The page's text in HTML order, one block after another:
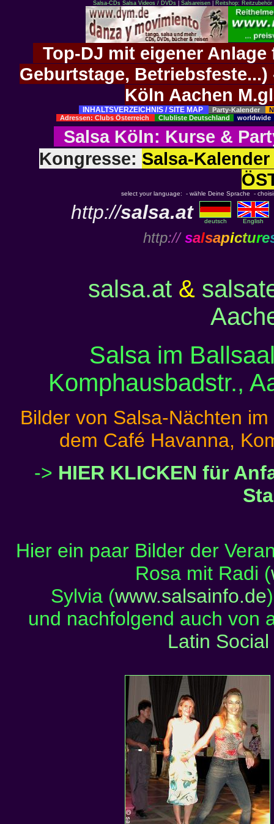
Salsa-CDs Salsa Videos / DVDs| Salsareisen| Reitshop:
Top-DJ mit eigener
Geburtstage,
Köln Aachen
INHALTSVERZEICHNIS / SITE MAP Party-Kalender
Adressen: Clubs Österreich
Clubliste Deutschland worldwide
Salsa Köln: Kurse &
Kongresse: Salsa-
select your language: - wähle Deine Sprache -
http://salsa.at deutsch English
http:// salsapicture
salsa.at &
Salsa im
Komphausbadstr.,
Bilder von Salsa-Nächten
dem Café Havanna,
-> HIER KLICKEN für
Hier ein paar Bilder der
Rosa mit Radi (
Sylvia (www.salsainfo.de
und nachfolgend auch von
Latin